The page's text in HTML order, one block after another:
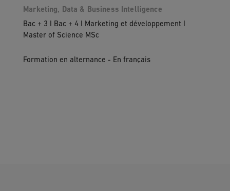
Marketing, Data & Business Intelligence
Bac + 3 I Bac + 4 I Marketing et développement I
Master of Science MSc
Formation en alternance - En français